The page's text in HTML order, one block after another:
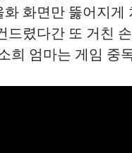
화 화면만 뚫어지게
드렸다간 또 거친
희 엄마는 게임 중